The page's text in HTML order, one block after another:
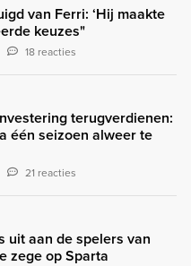
van Ferri: ‘Hij maakte
keuzes"
18 reacties
terugverdienen:
één seizoen alweer te
21 reacties
uit aan de spelers van
zege op Sparta